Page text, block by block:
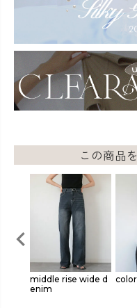
この商品
middle rise wide d
enim